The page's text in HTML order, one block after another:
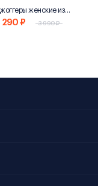
Джоггеры женские из переработанного хлопка "Эко 800"
290 ₽ 3 990 ₽